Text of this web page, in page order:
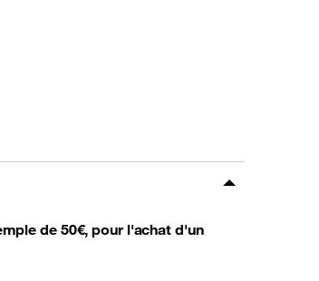
de 50€, pour l'achat d'un